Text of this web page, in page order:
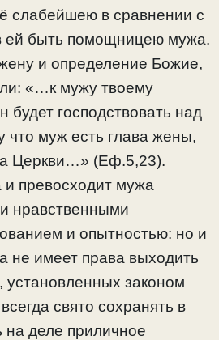
слабейшею в сравнении с
ей быть помощницею мужа.
и определение Божие,
«…к мужу твоему
будет господствовать над
муж есть глава жены,
Церкви…» (Еф.5,23).
и превосходит мужа
нравственными
и опытностью: но и
не имеет права выходить
установленных законом
свято сохранять в
на деле приличное